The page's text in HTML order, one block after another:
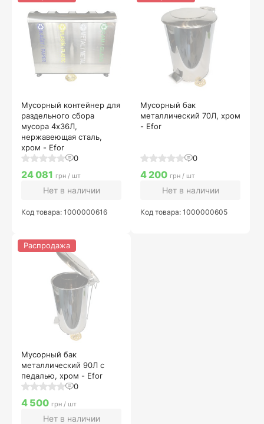
Мусорный контейнер для
раздельного сбора
мусора 4х36Л,
нержавеющая сталь,
хром - Efor
0
24 081 грн / шт
Нет в наличии
Код товара: 1000000616
Мусорный бак
металлический 70Л, хром
- Efor
0
4 200 грн / шт
Нет в наличии
Код товара: 1000000605
Мусорный бак
металлический 90Л с
педалью, хром - Efor
0
Распродажа
4 500 грн / шт
Нет в наличии